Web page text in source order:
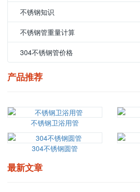
不锈钢知识
不锈钢管重量计算
304不锈钢管价格
产品推荐
不锈钢卫浴用管
304不锈钢圆管
最新文章